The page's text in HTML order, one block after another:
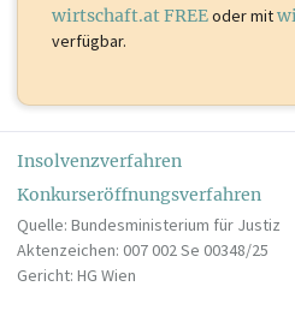
wirtschaft.at FREEoder mit
verfügbar.
Insolvenzverfahren
Konkurseröffnungsverfahren
Quelle: Bundesministerium für Justiz
Aktenzeichen: 007 002 Se 00348/25
Gericht: HG Wien